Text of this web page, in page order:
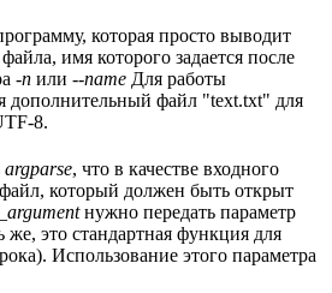
которая просто выводит
имя которого задается после
-n или --name Для работы
дополнительный файл "text.txt" для
8.
argparse, что в качестве входного
который должен быть открыт
нужно передать параметр
же, это стандартная функция для
Использование этого параметра